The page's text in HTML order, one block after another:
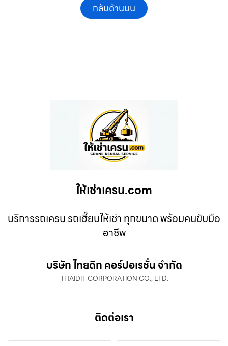
กลับด้านบน
ให้เช่าเครน.com
บริการรถเครน รถเฮี๊ยบให้เช่า ทุกขนาด พร้อมคนขับมือ
อาชีพ
บริษัท ไทยดิท คอร์ปอเรชั่น จำกัด
THAIDIT CORPORATION CO., LTD.
ติดต่อเรา